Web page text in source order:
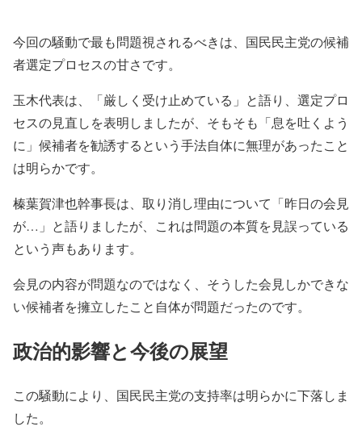
今回の騒動で最も問題視されるべきは、国民民主党の候補
者選定プロセスの甘さです。
玉木代表は、「厳しく受け止めている」と語り、選定プロ
セスの見直しを表明しましたが、そもそも「息を吐くよう
に」候補者を勧誘するという手法自体に無理があったこと
は明らかです。
榛葉賀津也幹事長は、取り消し理由について「昨日の会見
が…」と語りましたが、これは問題の本質を見誤っている
という声もあります。
会見の内容が問題なのではなく、そうした会見しかできな
い候補者を擁立したこと自体が問題だったのです。
政治的影響と今後の展望
この騒動により、国民民主党の支持率は明らかに下落しま
した。